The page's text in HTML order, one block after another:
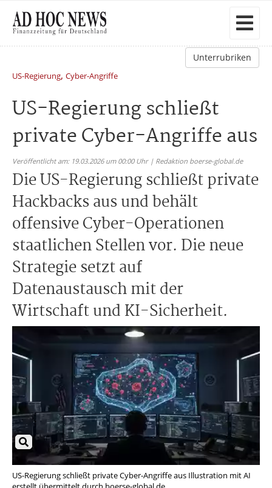
Unterrubriken
US-Regierung, Cyber-Angriffe
US-Regierung schließt
private Cyber-Angriffe aus
Veröffentlicht am: 19.03.2026 um 00:00 Uhr | Redaktion boerse-global.de
Die US-Regierung schließt private
Hackbacks aus und behält
offensive Cyber-Operationen
staatlichen Stellen vor. Die neue
Strategie setzt auf
Datenaustausch mit der
Wirtschaft und KI-Sicherheit.
US-Regierung schließt private Cyber-Angriffe aus Illustration mit AI